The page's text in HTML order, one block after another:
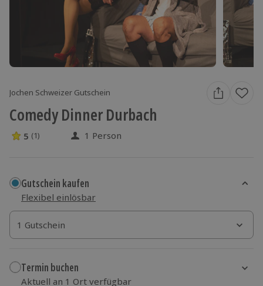
Jochen Schweizer Gutschein
Comedy Dinner Durbach
5 Sterne von 5 aus 1 Bewertungen
5 (1) 1 Person
Gutschein kaufen
Flexibel einlösbar
1 Gutschein
1 Gutschein
1 Gutschein
Termin buchen
Aktuell an 1 Ort verfügbar